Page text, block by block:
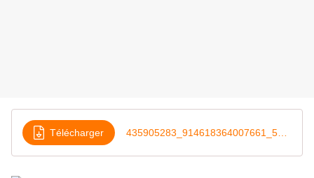
Télécharger